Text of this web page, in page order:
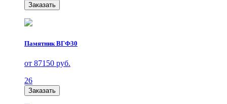
Заказать
Памятник ВГФ30
от 87150 руб.
26
Заказать